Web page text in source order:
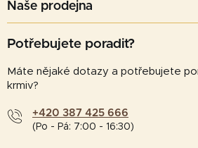
Naše prodejna
Potřebujete poradit?
Máte nějaké dotazy a potřebujete
krmiv?
+420 387 425 666
(Po - Pá: 7:00 - 16:30)